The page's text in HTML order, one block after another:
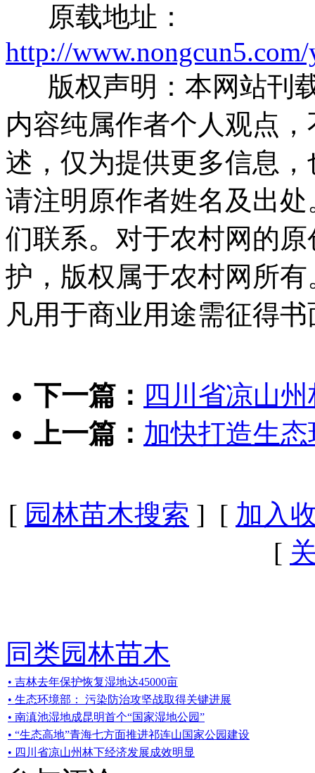
原载地址：
http://
版权声明：本网站刊
内容纯属作者个人观点
述，仅为提供更多信息
请注明原作者姓名及出
们联系。对于农村网的
护，版权属于农村网所
凡用于商业用途需征得
下一篇： 四川省凉山
上一篇： 加快打造生
[ 园林苗木搜索 ] [ 加入
[
同类园林苗木
• 吉林去年保护恢复湿地达45000亩
• 生态环境部： 污染防治攻坚战取得关键进展
• 南滇池湿地成昆明首个“国家湿地公园”
• “生态高地”青海七方面推进祁连山国家公园建设
• 四川省凉山州林下经济发展成效明显